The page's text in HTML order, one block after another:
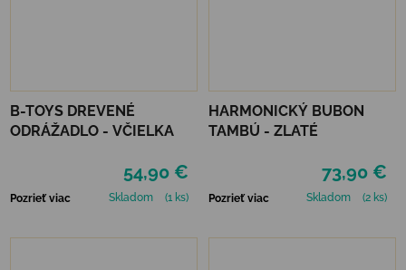
B-TOYS DREVENÉ
ODRÁŽADLO - VČIELKA
54,90 €
Pozrieť viac Skladom (1 ks)
HARMONICKÝ BUBON
TAMBÚ - ZLATÉ
73,90 €
Pozrieť viac Skladom (2 ks)